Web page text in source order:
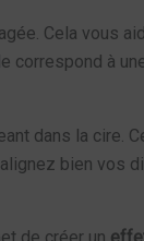
Cela vous
à
dans la cire.
bien vos